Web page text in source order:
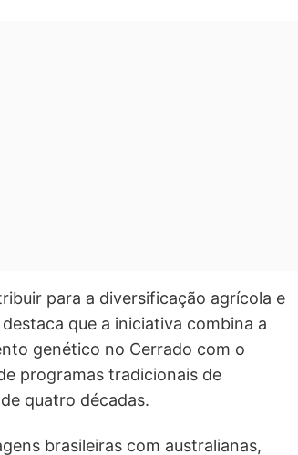
para a diversificação agrícola e
que a iniciativa combina a
genético no Cerrado com o
programas tradicionais de
quatro décadas.
brasileiras com australianas,